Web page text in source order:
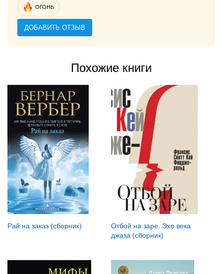
ОГОНЬ
ДОБАВИТЬ ОТЗЫВ
Похожие книги
Рай на заказ (сборник)
Отбой на заре. Эхо века
джаза (сборник)